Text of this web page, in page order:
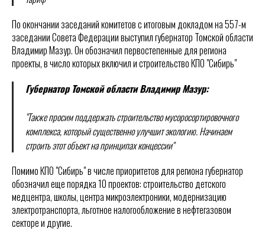
По окончании заседаний комитетов с итоговым докладом на 557-м
заседании Совета Федерации выступил губернатор Томской области
Владимир Мазур. Он обозначил первостепенные для региона
проекты, в число которых включил и строительство КПО "Сибирь"
Губернатор Томской области Владимир Мазур:
"Также просим поддержать строительство мусоросортировочного
комплекса, который существенно улучшит экологию. Начинаем
строить этот объект на принципах концессии"
Помимо КПО "Сибирь" в числе приоритетов для региона губернатор
обозначил еще порядка 10 проектов: строительство детского
медцентра, школы, центра микроэлектроники, модернизацию
электротранспорта, льготное налогообложение в нефтегазовом
секторе и другие.